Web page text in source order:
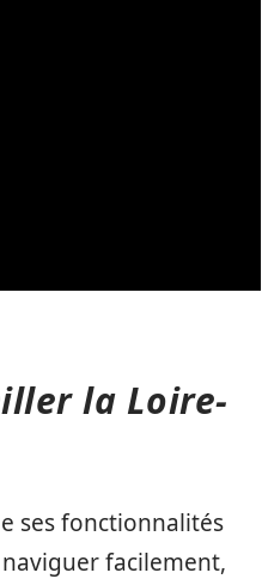
la Loire-
ses fonctionnalités
facilement,